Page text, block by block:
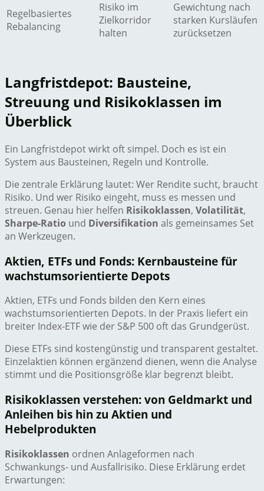
Regelbasiertes
Rebalancing
Risiko im
Zielkorridor
halten
Gewichtung nach
starken Kursläufen
zurücksetzen
Langfristdepot: Bausteine,
Streuung und Risikoklassen im
Überblick
Ein Langfristdepot wirkt oft simpel. Doch es ist ein
System aus Bausteinen, Regeln und Kontrolle.
Die zentrale Erklärung lautet: Wer Rendite sucht, braucht
Risiko. Und wer Risiko eingeht, muss es messen und
streuen. Genau hier helfen Risikoklassen, Volatilität,
Sharpe-Ratio und Diversifikation als gemeinsames Set
an Werkzeugen.
Aktien, ETFs und Fonds: Kernbausteine für
wachstumsorientierte Depots
Aktien, ETFs und Fonds bilden den Kern eines
wachstumsorientierten Depots. In der Praxis liefert ein
breiter Index-ETF wie der S&P 500 oft das Grundgerüst.
Diese ETFs sind kostengünstig und transparent gestaltet.
Einzelaktien können ergänzend dienen, wenn die Analyse
stimmt und die Positionsgröße klar begrenzt bleibt.
Risikoklassen verstehen: von Geldmarkt und
Anleihen bis hin zu Aktien und
Hebelprodukten
Risikoklassen ordnen Anlageformen nach
Schwankungs- und Ausfallrisiko. Diese Erklärung erdet
Erwartungen: